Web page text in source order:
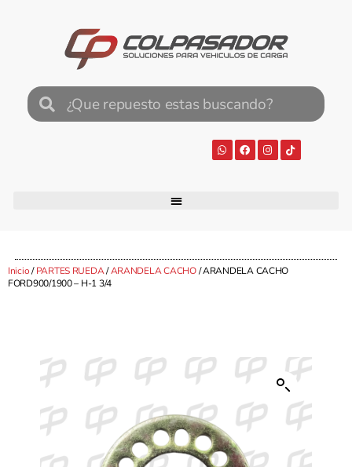
Inicio/PARTES RUEDA/ARANDELA CACHO/ ARANDELA CACHO
FORD900/1900 – H-1 3/4